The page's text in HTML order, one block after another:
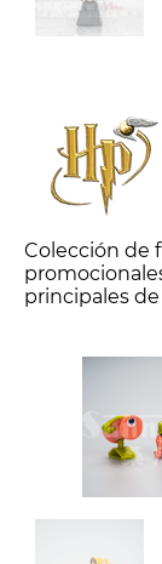
Colección de
principales